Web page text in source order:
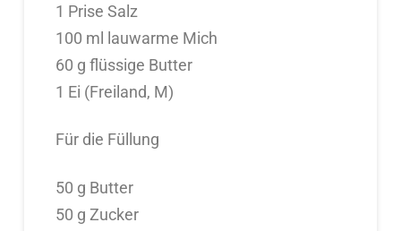
1 Prise Salz
100 ml lauwarme Mich
60 g flüssige Butter
1 Ei (Freiland, M)
Für die Füllung
50 g Butter
50 g Zucker